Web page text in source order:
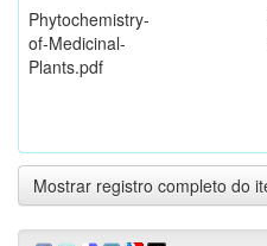
Phytochemistry-
of-Medicinal-
Plants.pdf
Mostrar registro completo do